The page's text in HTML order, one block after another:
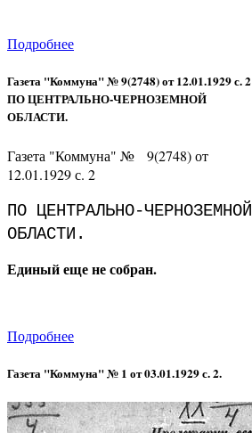
Подробнее
Газета "Коммуна" № 9(2748) от 12.01.1929 с. 2
ПО ЦЕНТРАЛЬНО-ЧЕРНОЗЕМНОЙ
ОБЛАСТИ.
Газета "Коммуна" № 9(2748) от
12.01.1929 с. 2
ПО ЦЕНТРАЛЬНО-ЧЕРНОЗЕМНОЙ
ОБЛАСТИ.
Единый еще не собран.
Подробнее
Газета "Коммуна" № 1 от 03.01.1929 с. 2.